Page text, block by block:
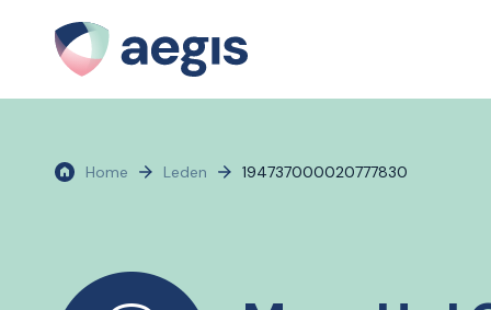
Home Leden 194737000020777830